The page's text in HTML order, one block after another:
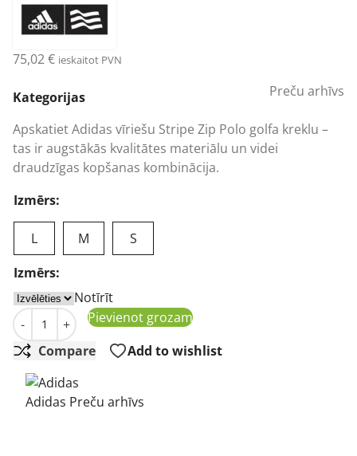
75,02€ ieskaitot PVN
Kategorijas Preču arhīvs
Apskatiet Adidas vīriešu Stripe Zip Polo golfa kreklu –
tas ir augstākās kvalitātes materiālu un videi
draudzīgas kopšanas kombinācija.
Izmērs:
L M
S
Izmērs:
Notīrīt
-
Vīriešu golfa polo Adidas Stripe Zip Polo blue daudzums
+
Pievienot grozam
Compare
Add to wishlist
Adidas Preču arhīvs